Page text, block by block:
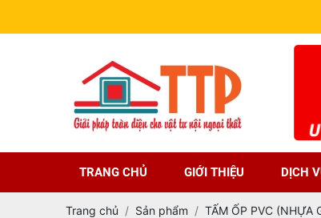
TRANG CHỦ GIỚI THIỆU DỊCH
Trang chủ Sản phẩm TẤM ỐP PVC (NHỰA